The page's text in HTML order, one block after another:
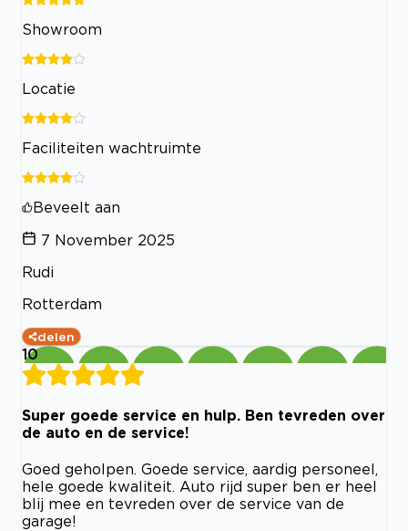
Showroom
Locatie
Faciliteiten wachtruimte
Beveelt aan
7 November 2025
Rudi
Rotterdam
delen
10
Super goede service en hulp. Ben tevreden over
de auto en de service!
Goed geholpen. Goede service, aardig personeel,
hele goede kwaliteit. Auto rijd super ben er heel
blij mee en tevreden over de service van de
garage!